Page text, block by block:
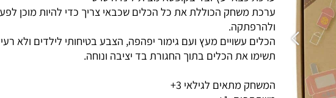
ערכת כבאי עץ ובד בקופסאמבית לינדה טויס
ערכת משחק הכוללת את כל הכלים שכבאי צריך כדי להיות מוכן לפעולה
ולהרפתקה.
הכלים עשויים מעץ ועם גימור יפהפה, הצבע בטיחותי לילדים ולא רעיל.